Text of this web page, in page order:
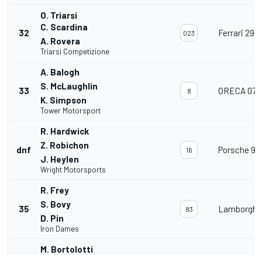
32
O. Triarsi
C. Scardina
A. Rovera
Triarsi Competizione
023 Ferrari 296
33
A. Balogh
S. McLaughlin
K. Simpson
Tower Motorsport
8 ORECA 07
dnf
R. Hardwick
Z. Robichon
J. Heylen
Wright Motorsports
16 Porsche
35
R. Frey
S. Bovy
D. Pin
Iron Dames
83
M. Bortolotti